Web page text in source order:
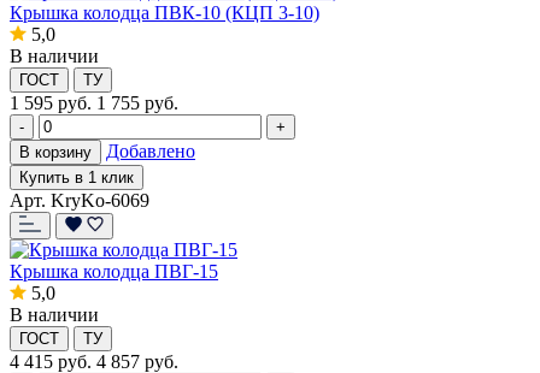
Крышка колодца ПВК-10 (КЦП 3-10)
5,0
В наличии
ГОСТ ТУ
1 595 руб. 1 755 руб.
-
+
В корзину
Добавлено
Купить в 1 клик
Арт. KryKo-6069
Крышка колодца ПВГ-15
5,0
В наличии
ГОСТ ТУ
4 415 руб. 4 857 руб.